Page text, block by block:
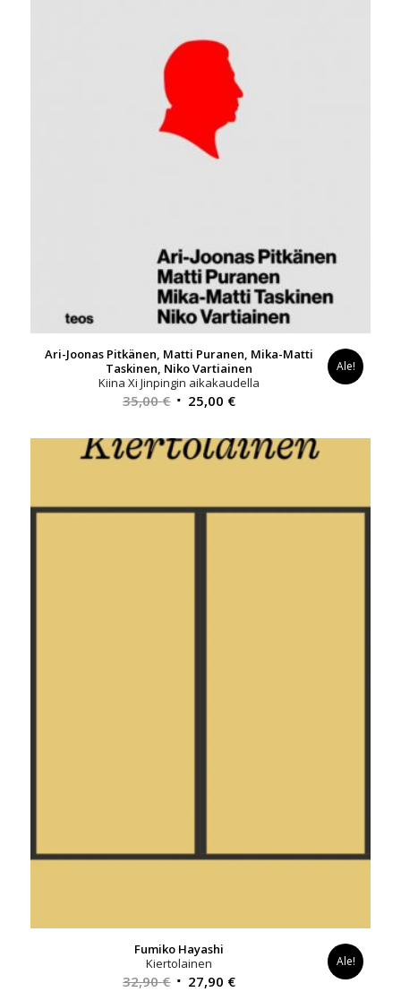
Ari-Joonas Pitkänen, Matti Puranen, Mika-Matti
Taskinen, Niko Vartiainen
Kiina Xi Jinpingin aikakaudella
35,00€ Alkuperäinen
oli:
35,00 €.
25,00 €Nykyinen
on:
25,00 €.
Ale!
Fumiko Hayashi
Kiertolainen
32,90€ Alkuperäinen
27,90 €Nykyinen
Ale!